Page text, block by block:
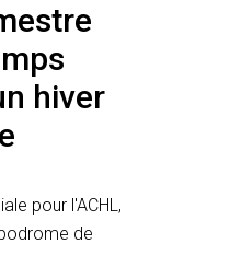
hiver
pour l'ACHL,
de